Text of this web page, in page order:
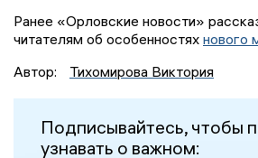
Ранее «Орловские новости»
читателям об особенностях нового
Автор:
Тихомирова Виктория
Подписывайтесь, чтобы
узнавать о важном: